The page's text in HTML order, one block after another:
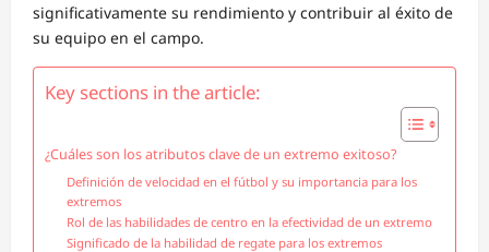
significativamente su rendimiento y contribuir al éxito de
su equipo en el campo.
Key sections in the article:
¿Cuáles son los atributos clave de un extremo exitoso?
Definición de velocidad en el fútbol y su importancia para los
extremos
Rol de las habilidades de centro en la efectividad de un extremo
Significado de la habilidad de regate para los extremos